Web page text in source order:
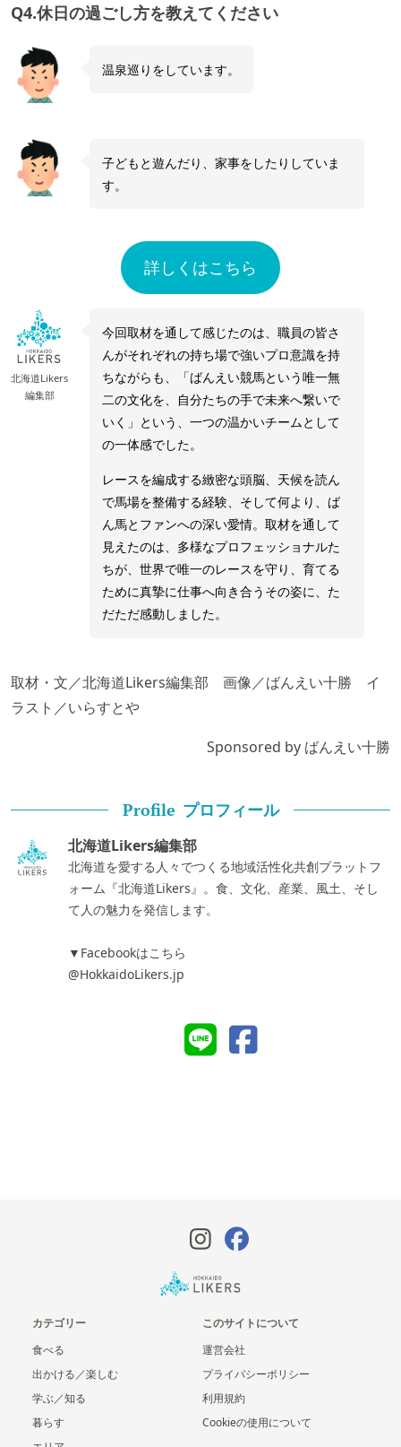
Q4.休日の過ごし方を教えてください
温泉巡りをしています。
子どもと遊んだり、家事をしたりしていま
す。
詳しくはこちら
北海道Likers
編集部
今回取材を通して感じたのは、職員の皆さ
んがそれぞれの持ち場で強いプロ意識を持
ちながらも、「ばんえい競馬という唯一無
二の文化を、自分たちの手で未来へ繋いで
いく」という、一つの温かいチームとして
の一体感でした。
レースを編成する緻密な頭脳、天候を読ん
で馬場を整備する経験、そして何より、ば
ん馬とファンへの深い愛情。取材を通して
見えたのは、多様なプロフェッショナルた
ちが、世界で唯一のレースを守り、育てる
ために真摯に仕事へ向き合うその姿に、た
だただ感動しました。
取材・文／北海道Likers編集部 画像／ばんえい十勝 イ
ラスト／いらすとや
Sponsored by ばんえい十勝
Profile プロフィール
北海道Likers編集部
北海道を愛する人々でつくる地域活性化共創プラットフ
ォーム『北海道Likers』。食、文化、産業、風土、そし
て人の魅力を発信します。
▼Facebookはこちら
@HokkaidoLikers.jp
カテゴリー
食べる
出かける／楽しむ
学ぶ／知る
暮らす
このサイトについて
運営会社
プライバシーポリシー
利用規約
Cookieの使用について